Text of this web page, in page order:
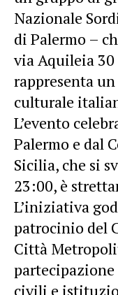
Nazionale
di Palermo –
via Aquileia 30
rappresenta
culturale
L’evento
Palermo e dal
Sicilia, che si
23:00, è
L’iniziativa
patrocinio del
Città
civili e